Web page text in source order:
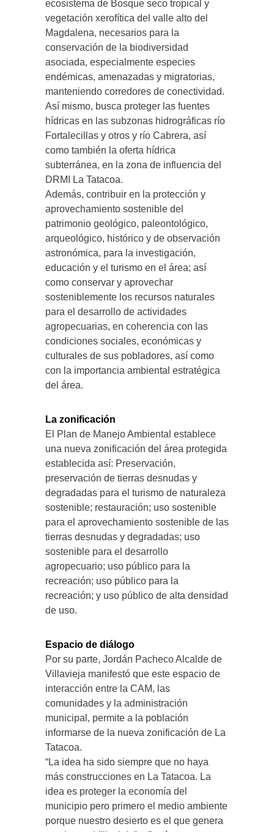
ecosistema de Bosque seco tropical y
vegetación xerofítica del valle alto del
Magdalena, necesarios para la
conservación de la biodiversidad
asociada, especialmente especies
endémicas, amenazadas y migratorias,
manteniendo corredores de conectividad.
Así mismo, busca proteger las fuentes
hídricas en las subzonas hidrográficas río
Fortalecillas y otros y río Cabrera, así
como también la oferta hídrica
subterránea, en la zona de influencia del
DRMI La Tatacoa.
Además, contribuir en la protección y
aprovechamiento sostenible del
patrimonio geológico, paleontológico,
arqueológico, histórico y de observación
astronómica, para la investigación,
educación y el turismo en el área; así
como conservar y aprovechar
sosteniblemente los recursos naturales
para el desarrollo de actividades
agropecuarias, en coherencia con las
condiciones sociales, económicas y
culturales de sus pobladores, así como
con la importancia ambiental estratégica
del área.
La zonificación
El Plan de Manejo Ambiental establece
una nueva zonificación del área protegida
establecida así: Preservación,
preservación de tierras desnudas y
degradadas para el turismo de naturaleza
sostenible; restauración; uso sostenible
para el aprovechamiento sostenible de las
tierras desnudas y degradadas; uso
sostenible para el desarrollo
agropecuario; uso público para la
recreación; uso público para la
recreación; y uso público de alta densidad
de uso.
Espacio de diálogo
Por su parte, Jordán Pacheco Alcalde de
Villavieja manifestó que este espacio de
interacción entre la CAM, las
comunidades y la administración
municipal, permite a la población
informarse de la nueva zonificación de La
Tatacoa.
“La idea ha sido siempre que no haya
más construcciones en La Tatacoa. La
idea es proteger la economía del
municipio pero primero el medio ambiente
porque nuestro desierto es el que genera